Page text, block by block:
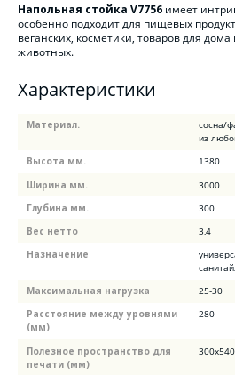
Напольная стойка V7756 имеет
особенно подходит для пищевых
веганских, косметики, товаров для
животных.
Характеристики
Материал.
сосна/
из
Высота мм.
1380
Ширина мм.
3000
Глубина мм.
300
Вес нетто
3,4
Назначение
Максимальная нагрузка
25-30
Расстояние между уровнями
(мм)
280
Полезное пространство для
печати (мм)
300х540